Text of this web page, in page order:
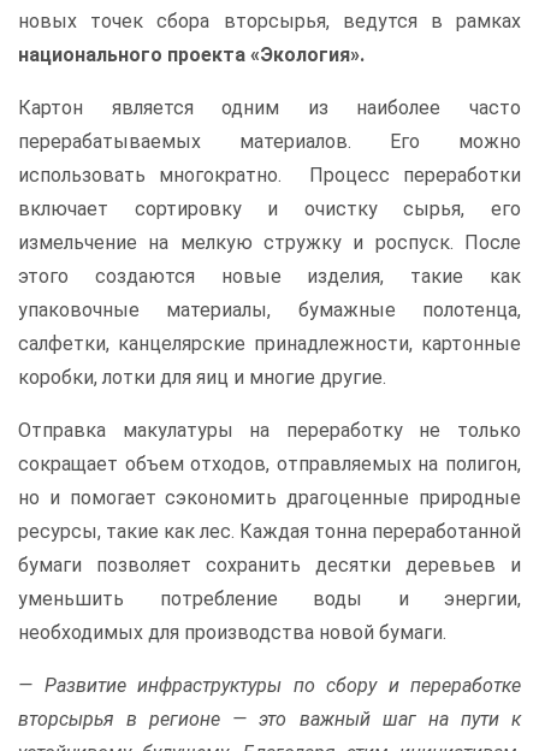
новых точек сбора вторсырья, ведутся в рамках
национального проекта «Экология».
Картон является одним из наиболее часто
перерабатываемых материалов. Его можно
использовать многократно. Процесс переработки
включает сортировку и очистку сырья, его
измельчение на мелкую стружку и роспуск. После
этого создаются новые изделия, такие как
упаковочные материалы, бумажные полотенца,
салфетки, канцелярские принадлежности, картонные
коробки, лотки для яиц и многие другие.
Отправка макулатуры на переработку не только
сокращает объем отходов, отправляемых на полигон,
но и помогает сэкономить драгоценные природные
ресурсы, такие как лес. Каждая тонна переработанной
бумаги позволяет сохранить десятки деревьев и
уменьшить потребление воды и энергии,
необходимых для производства новой бумаги.
— Развитие инфраструктуры по сбору и переработке
вторсырья в регионе — это важный шаг на пути к